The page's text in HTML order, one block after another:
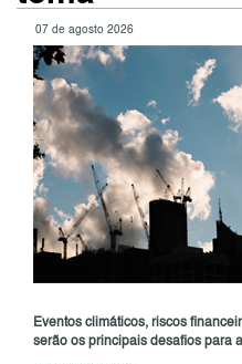
07 de agosto 2026
Eventos climáticos, riscos
serão os principais desafios para